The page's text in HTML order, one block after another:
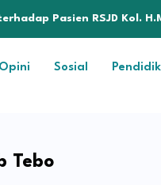
Pasien RSJD Kol.
Opini Sosial
Tebo